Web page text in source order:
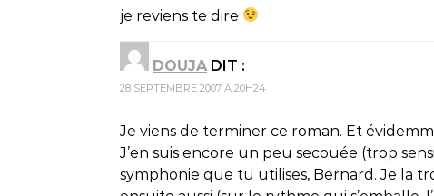
je reviens te dire
DOUJA DIT :
28 SEPTEMBRE 2007 À 20H24
Je viens de terminer ce roman. Et
J’en suis encore un peu secouée (trop
symphonie que tu utilises, Bernard. Je la